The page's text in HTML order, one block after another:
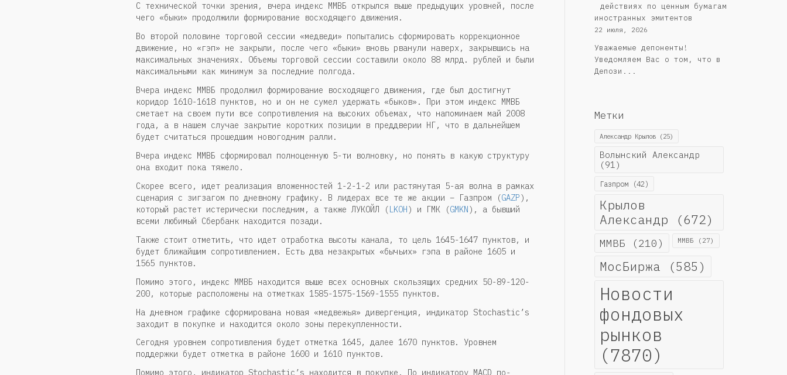
С технической точки зрения, вчера индекс ММВБ открылся выше предыдущих уровней, после
чего «быки» продолжили формирование восходящего движения.
Во второй половине торговой сессии «медведи» попытались сформировать коррекционное
движение, но «гэп» не закрыли, после чего «быки» вновь рванули наверх, закрывшись на
максимальных значениях. Объемы торговой сессии составили около 88 млрд. рублей и были
максимальными как минимум за последние полгода.
Вчера индекс ММВБ продолжил формирование восходящего движения, где был достигнут
коридор 1610-1618 пунктов, но и он не сумел удержать «быков». При этом индекс ММВБ
сметает на своем пути все сопротивления на высоких объемах, что напоминаем май 2008
года, а в нашем случае закрытие коротких позиции в преддверии НГ, что в дальнейшем
будет считаться прошедшим новогодним ралли.
Вчера индекс ММВБ сформировал полноценную 5-ти волновку, но понять в какую структуру
она входит пока тяжело.
Скорее всего, идет реализация вложенностей 1-2-1-2 или растянутая 5-ая волна в рамках
сценария с зигзагом по дневному графику. В лидерах все те же акции – Газпром (GAZP),
который растет истерически последним, а также ЛУКОЙЛ (LKOH) и ГМК (GMKN), а бывший
всеми любимый Сбербанк находится позади.
Также стоит отметить, что идет отработка высоты канала, то цель 1645-1647 пунктов, и
будет ближайшим сопротивлением. Есть два незакрытых «бычьих» гэпа в районе 1605 и
1565 пунктов.
Помимо этого, индекс ММВБ находится выше всех основных скользящих средних 50-89-120-
200, которые расположены на отметках 1585-1575-1569-1555 пунктов.
На дневном графике сформирована новая «медвежья» дивергенция, индикатор Stochastic’s
заходит в покупке и находится около зоны перекупленности.
Сегодня уровнем сопротивления будет отметка 1645, далее 1670 пунктов. Уровнем
поддержки будет отметка в районе 1600 и 1610 пунктов.
Помимо этого, индикатор Stochastic’s находится в покупке. По индикатору MACD по-
действиях по ценным бумагам
иностранных эмитентов
22 июля, 2026
Уважаемые депоненты!
Уведомляем Вас о том, что в
Депози...
Метки
Александр Крылов(25)
Волынский Александр
(91)
Газпром(42)
Крылов
Александр (672)
ММВБ (210) ММВБ (27)
МосБиржа (585)
Новости
фондовых
рынков
(7870)